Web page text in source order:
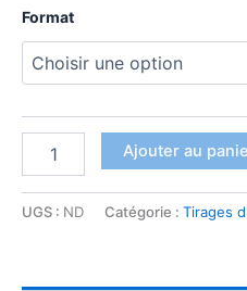
Format
Ajouter au
UGS : ND Catégorie : Tirages